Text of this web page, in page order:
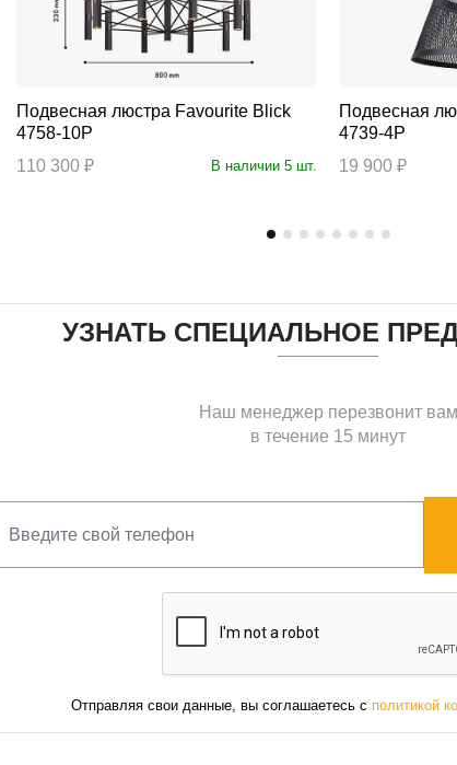
Подвесная люстра Favourite Blick
4758-10P
110 300 ₽
В наличии 5 шт.
Подвесная люстра F-
4739-4P
19 900 ₽
УЗНАТЬ СПЕЦИАЛЬНОЕ
Наш менеджер перезвонит вам
в течение 15 минут
Отправляя свои данные, вы соглашаетесь с политикой